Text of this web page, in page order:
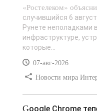
«Ростелеком»
случившийся 6
Рунете неполадками
инфраструктуре,
которые...
07-авг-2026
Новости мира
Google Chrome теперь